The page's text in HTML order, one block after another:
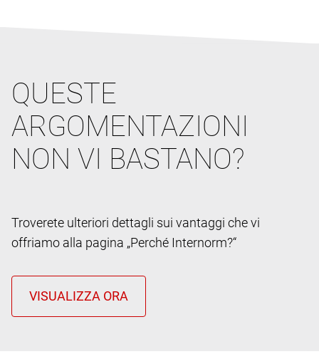
QUESTE
ARGOMENTAZIONI
NON VI BASTANO?
Troverete ulteriori dettagli sui vantaggi che vi
offriamo alla pagina „Perché Internorm?“